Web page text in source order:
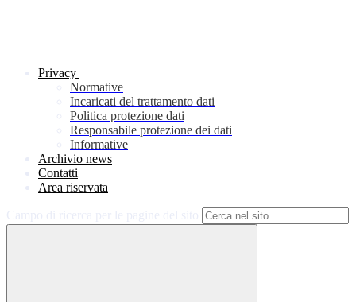
Privacy
Normative
Incaricati del trattamento dati
Politica protezione dati
Responsabile protezione dei dati
Informative
Archivio news
Contatti
Area riservata